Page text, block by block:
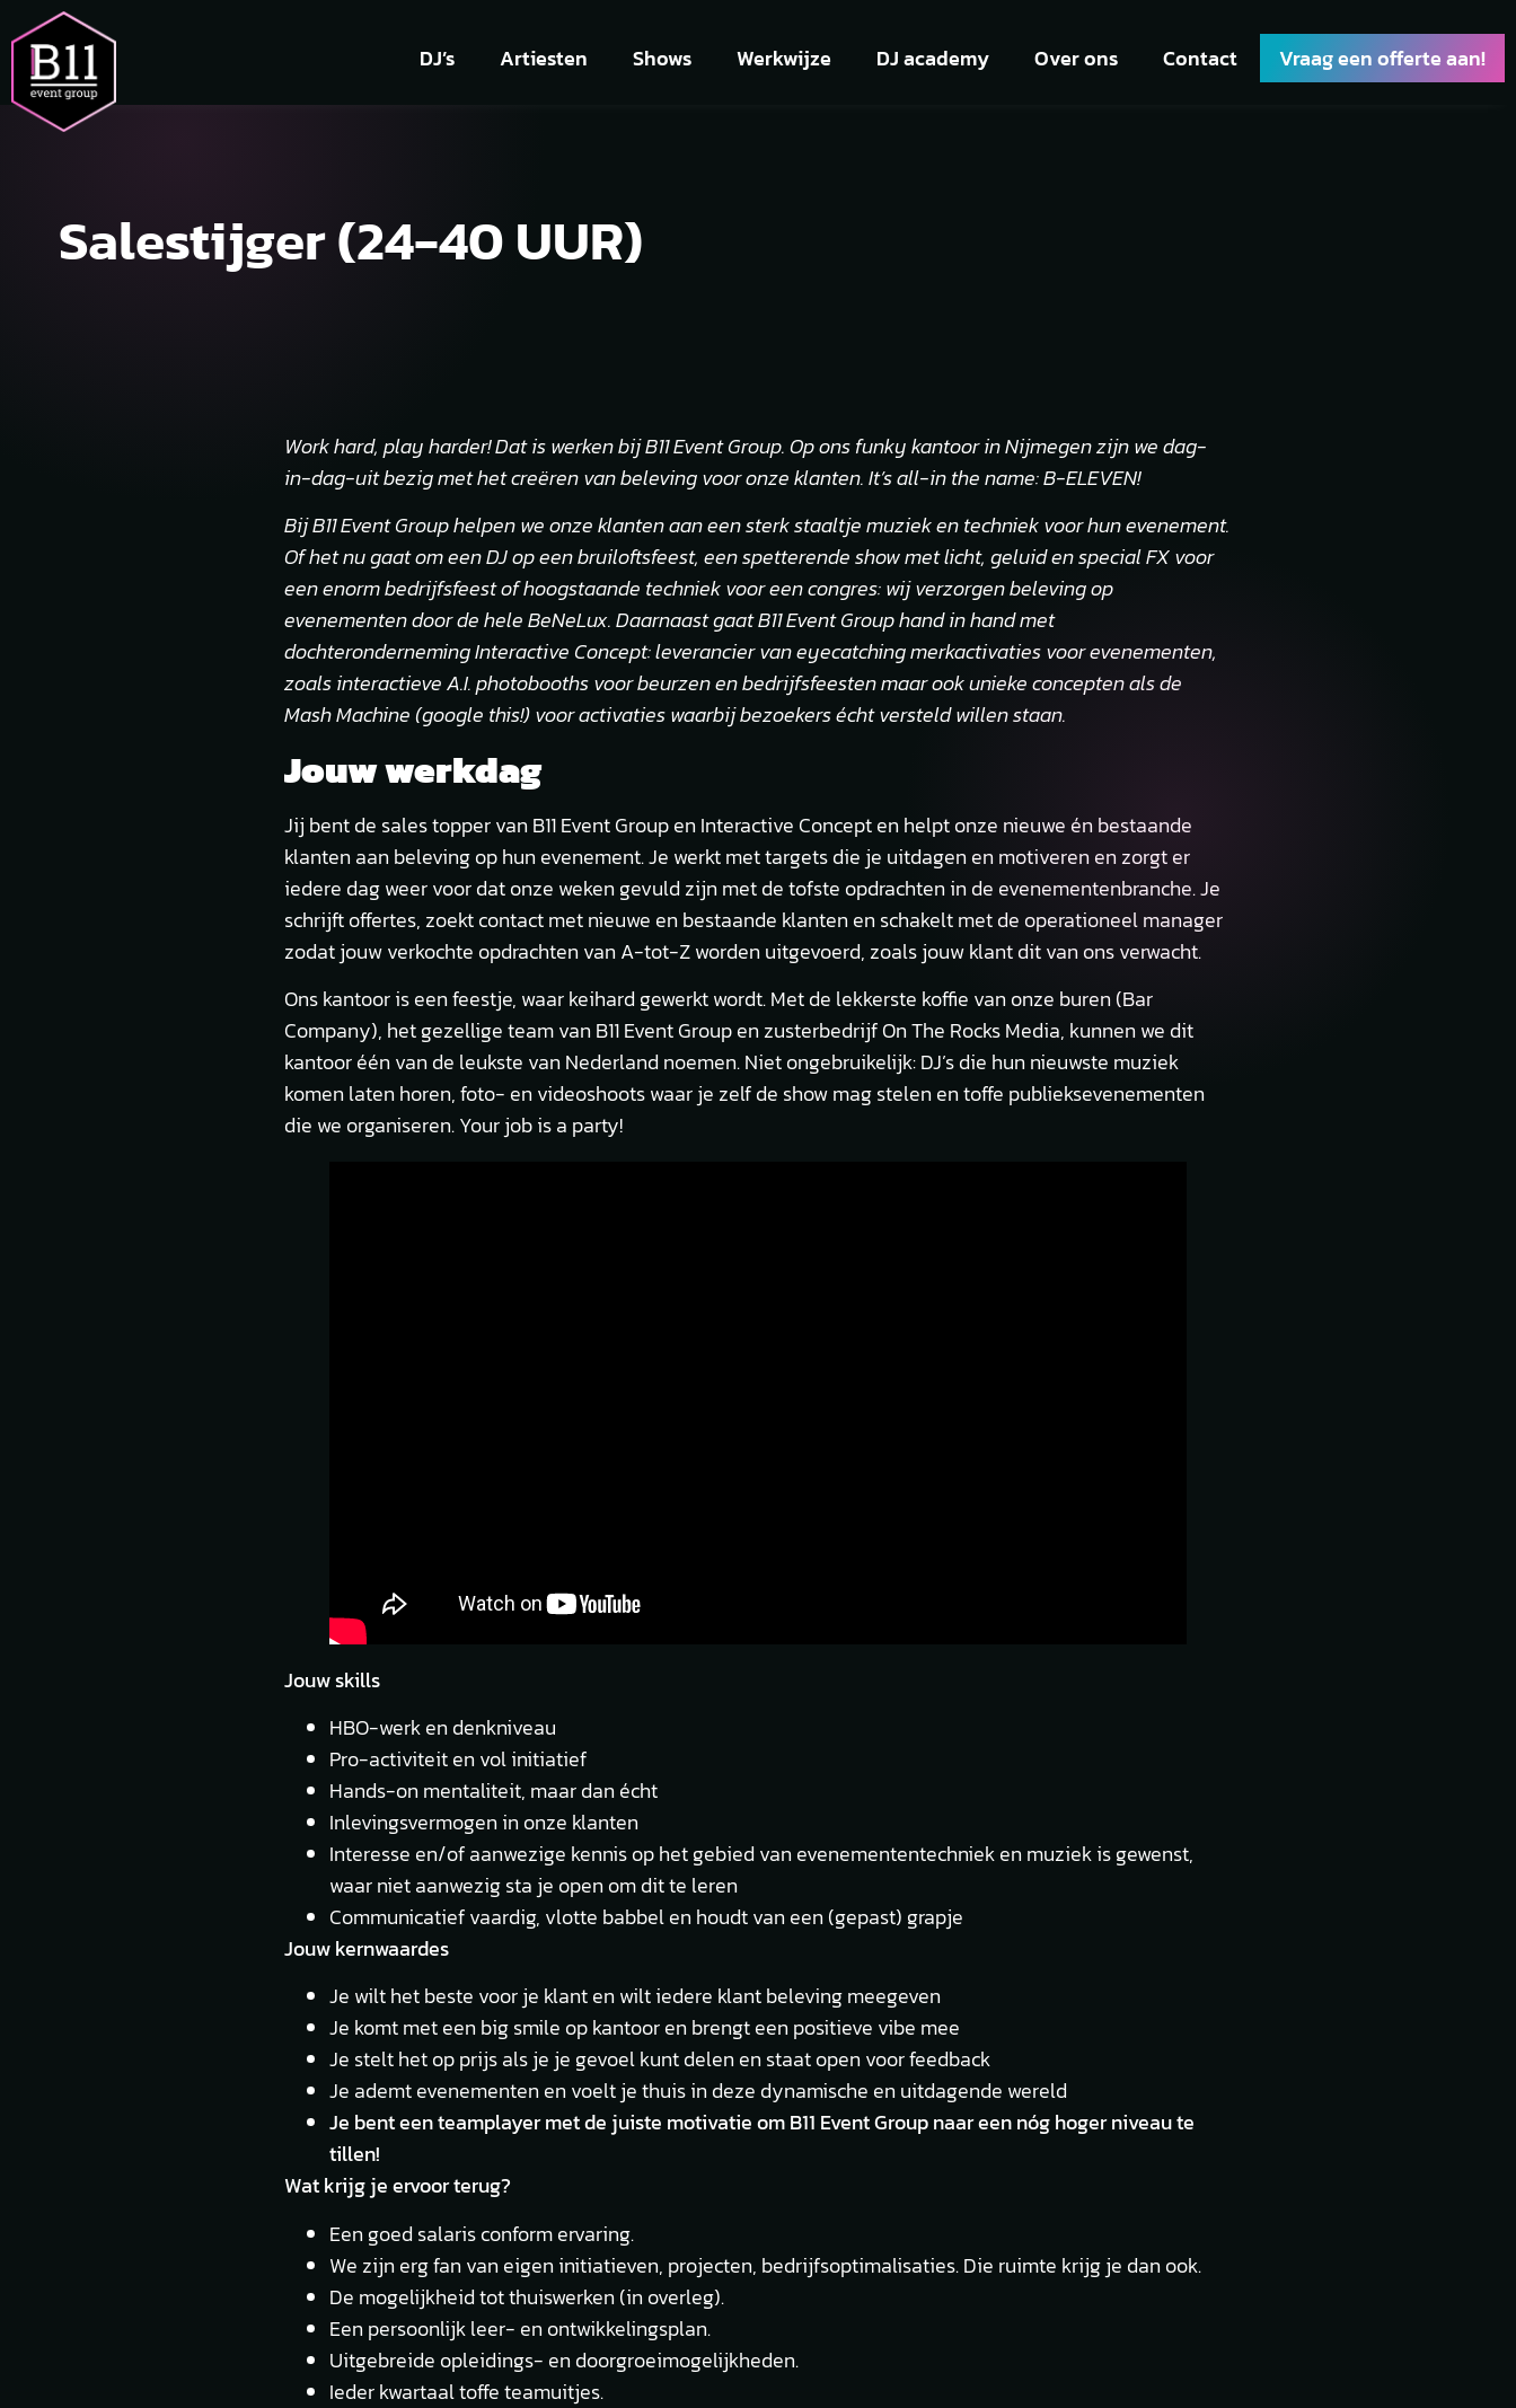
DJ’s Artiesten Shows Werkwijze DJ academy Over ons Contact Vraag een offerte aan!
Salestijger (24-40 UUR)
Work hard, play harder! Dat is werken bij B11 Event Group. Op ons funky kantoor in Nijmegen zijn we dag-
in-dag-uit bezig met het creëren van beleving voor onze klanten. It’s all-in the name: B-ELEVEN!
Bij B11 Event Group helpen we onze klanten aan een sterk staaltje muziek en techniek voor hun evenement.
Of het nu gaat om een DJ op een bruiloftsfeest, een spetterende show met licht, geluid en special FX voor
een enorm bedrijfsfeest of hoogstaande techniek voor een congres: wij verzorgen beleving op
evenementen door de hele BeNeLux. Daarnaast gaat B11 Event Group hand in hand met
dochteronderneming Interactive Concept: leverancier van eyecatching merkactivaties voor evenementen,
zoals interactieve A.I. photobooths voor beurzen en bedrijfsfeesten maar ook unieke concepten als de
Mash Machine (google this!) voor activaties waarbij bezoekers écht versteld willen staan.
Jouw werkdag
Jij bent de sales topper van B11 Event Group en Interactive Concept en helpt onze nieuwe én bestaande
klanten aan beleving op hun evenement. Je werkt met targets die je uitdagen en motiveren en zorgt er
iedere dag weer voor dat onze weken gevuld zijn met de tofste opdrachten in de evenementenbranche. Je
schrijft offertes, zoekt contact met nieuwe en bestaande klanten en schakelt met de operationeel manager
zodat jouw verkochte opdrachten van A-tot-Z worden uitgevoerd, zoals jouw klant dit van ons verwacht.
Ons kantoor is een feestje, waar keihard gewerkt wordt. Met de lekkerste koffie van onze buren (Bar
Company), het gezellige team van B11 Event Group en zusterbedrijf On The Rocks Media, kunnen we dit
kantoor één van de leukste van Nederland noemen. Niet ongebruikelijk: DJ’s die hun nieuwste muziek
komen laten horen, foto- en videoshoots waar je zelf de show mag stelen en toffe publieksevenementen
die we organiseren. Your job is a party!
Jouw skills
HBO-werk en denkniveau
Pro-activiteit en vol initiatief
Hands-on mentaliteit, maar dan écht
Inlevingsvermogen in onze klanten
Interesse en/of aanwezige kennis op het gebied van evenemententechniek en muziek is gewenst,
waar niet aanwezig sta je open om dit te leren
Communicatief vaardig, vlotte babbel en houdt van een (gepast) grapje
Jouw kernwaardes
Je wilt het beste voor je klant en wilt iedere klant beleving meegeven
Je komt met een big smile op kantoor en brengt een positieve vibe mee
Je stelt het op prijs als je je gevoel kunt delen en staat open voor feedback
Je ademt evenementen en voelt je thuis in deze dynamische en uitdagende wereld
Je bent een teamplayer met de juiste motivatie om B11 Event Group naar een nóg hoger niveau te
tillen!
Wat krijg je ervoor terug?
Een goed salaris conform ervaring.
We zijn erg fan van eigen initiatieven, projecten, bedrijfsoptimalisaties. Die ruimte krijg je dan ook.
De mogelijkheid tot thuiswerken (in overleg).
Een persoonlijk leer- en ontwikkelingsplan.
Uitgebreide opleidings- en doorgroeimogelijkheden.
Ieder kwartaal toffe teamuitjes.